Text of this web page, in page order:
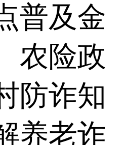
普及金
农险政
防诈知
养老诈